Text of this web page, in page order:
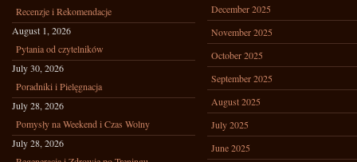
Recenzje i Rekomendacje
August 1, 2026
Pytania od czytelników
July 30, 2026
Poradniki i Pielęgnacja
July 28, 2026
Pomysły na Weekend i Czas Wolny
July 28, 2026
December 2025
November 2025
October 2025
September 2025
August 2025
July 2025
June 2025